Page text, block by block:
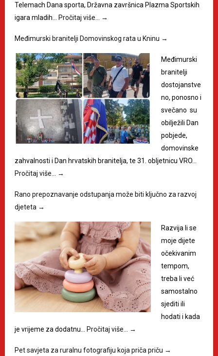
Telemach Dana sporta, Državna završnica Plazma Sportskih
igara mladih…
Pročitaj više… →
Međimurski branitelji Domovinskog rata u Kninu →
Međimurski
branitelji
dostojanstve
no, ponosno i
svečano su
obilježili Dan
pobjede,
domovinske
zahvalnosti i Dan hrvatskih branitelja, te 31. obljetnicu VRO…
Pročitaj više…
→
Rano prepoznavanje odstupanja može biti ključno za razvoj
djeteta →
Razvija li se
moje dijete
očekivanim
tempom,
treba li već
samostalno
sjediti ili
hodati i kada
je vrijeme za dodatnu…
Pročitaj više… →
Pet savjeta za ruralnu fotografiju koja priča priču →